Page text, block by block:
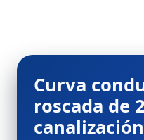
Curva
roscada de